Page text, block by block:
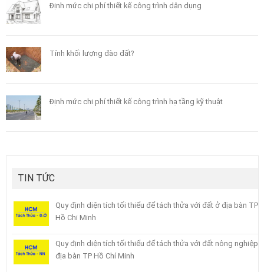
Định mức chi phí thiết kế công trình dân dụng
Tính khối lượng đào đất?
Định mức chi phí thiết kế công trình hạ tầng kỹ thuật
TIN TỨC
Quy định diện tích tối thiểu để tách thửa với đất ở địa bàn TP
Hồ Chi Minh
Quy định diện tích tối thiểu để tách thửa với đất nông nghiệp
địa bàn TP Hồ Chí Minh